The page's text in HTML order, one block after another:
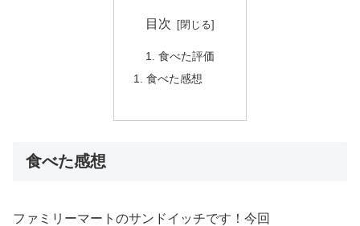
目次
食べた評価
食べた感想
食べた感想
ファミリーマートのサンドイッチです！今回